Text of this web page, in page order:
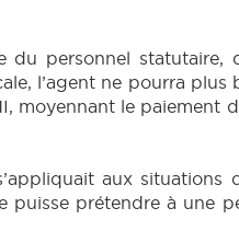
du personnel statutaire,
l’agent ne pourra plus
moyennant le paiement
aux situations
puisse prétendre à une